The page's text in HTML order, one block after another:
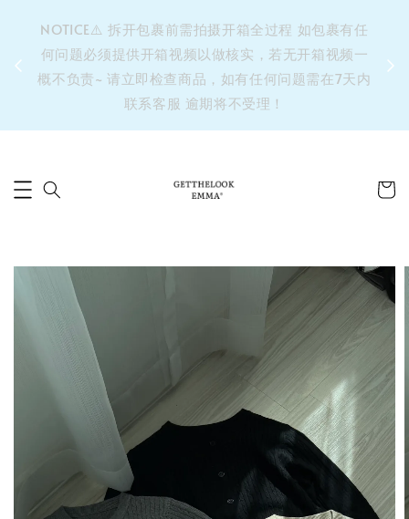
⚠️
NOTICE⚠️ 拆开包裹前需拍摄开箱全过程 如包裹有任
何问题必须提供开箱视频以做核实，若无开箱视频一
概不负责~ 请立即检查商品，如有任何问题需在7天内
联系客服 逾期将不受理！